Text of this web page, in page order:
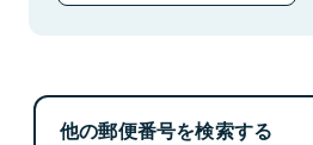
他の郵便番号を検索する